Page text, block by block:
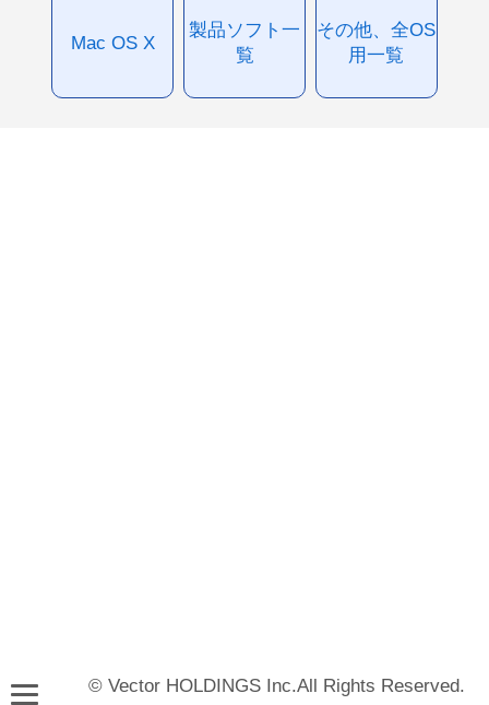
Mac OS X
製品ソフト一
覧
その他、全OS
用一覧
© Vector HOLDINGS Inc.All Rights Reserved.